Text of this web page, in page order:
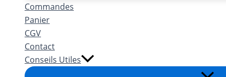
Commandes
Panier
CGV
Contact
Conseils Utiles